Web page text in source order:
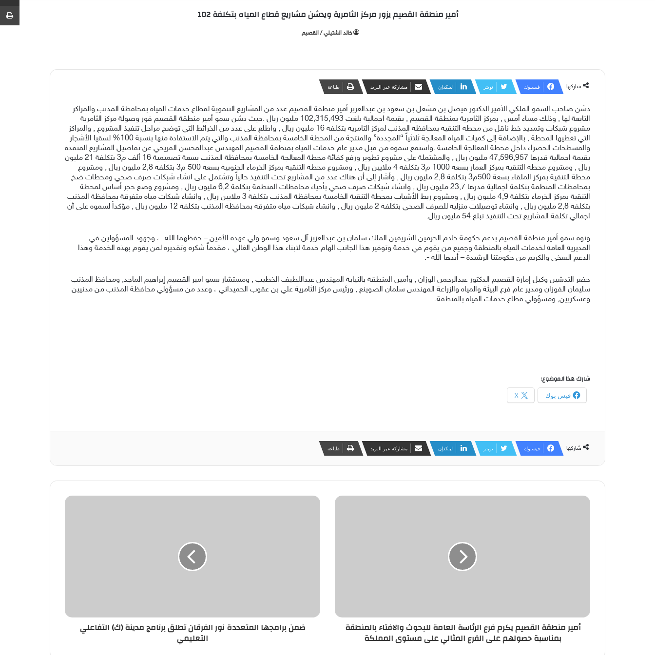
أمير منطقة القصيم يزور مركز الثامرية ويدشن مشاريع قطاع المياه بتكلفة 102
‫خالد الشتيلي / القصيم
شاركها فيسبوك تويتر لينكدإن مشاركة عبر البريد طباعة
دشن صاحب السمو الملكي الأمير الدكتور فيصل بن مشعل بن سعود بن عبدالعزيز أمير منطقة القصيم عدد من المشاريع التنموية لقطاع خدمات المياه بمحافظة المذنب والمراكز
التابعة لها , وذلك مساء أمس , بمركز الثامرية بمنطقة القصيم , بقيمة اجمالية بلغت 102,315,493 مليون ريال .حيث دشن سمو أمير منطقة القصيم فور وصولة مركز الثامرية
مشروع شبكات وتمديد خط ناقل من محطة التنقية بمحافظة المذنب لمركز الثامرية بتكلفة 16 مليون ريال , واطلع على عدد من الخرائط التي توضح مراحل تنفيذ المشروع , والمراكز
التي تغطيها المحطة , بالإضافة إلى كميات المياه المعالجة ثلاثياً “المجددة” والمنتجة من المحطة الخامسة بمحافظة المذنب والتي يتم الاستفادة منها بنسبة 100% لسقيا الأشجار
والمسطحات الخضراء داخل محطة المعالجة الخامسة .واستمع سموه من قبل مدير عام خدمات المياه بمنطقة القصيم المهندس عبدالمحسن الفريحي عن تفاصيل المشاريع المنفذة
بقيمة اجمالية قدرها 47,596,957 مليون ريال , والمشتملة على مشروع تطوير ورفع كفائة محطة المعالجة الخامسة بمحافظة المذنب بسعة تصميمية 16 ألف م3 بتكلفة 21 مليون
ريال , ومشروع محطة التنقية بمركز العمار بسعة 1000 م3 بتكلفة 4 ملايين ريال , ومشروع محطة التنقية بمركز الخرماء الجنوبية بسعة 500 م3 بتكلفة 2,8 مليون ريال , ومشروع
محطة التنقية بمركز الملقاء بسعة 500م3 بتكلفة 2,8 مليون ريال , وأشار إلى أن هناك عدد من المشاريع تحت التنفيذ حالياً وتشتمل على انشاء شبكات صرف صحي ومحطات ضخ
بمحافظات المنطقة بتكلفة اجمالية قدرها 23,7 مليون ريال , وانشاء شبكات صرف صحي بأحياء محافظات المنطقة بتكلفة 6,2 مليون ريال , ومشروع وضع حجر أساس لمحطة
التنقية بمركز الخرماء بتكلفة 4,9 مليون ريال , ومشروع ربط الأشياب بمحطة التنقية الخامسة بمحافظة المذنب بتكلفة 3 ملايين ريال , وانشاء شبكات مياه متفرقة بمحافظة المذنب
بتكلفة 2,8 مليون ريال , وانشاء توصيلات منزلية للصرف الصحي بتكلفة 2 مليون ريال , وانشاء شبكات مياه متفرقة بمحافظة المذنب بتكلفة 12 مليون ريال , مؤكداً لسموه على أن
اجمالي تكلفة المشاريع تحت التنفيذ تبلغ 54 مليون ريال.
ونوه سمو أمير منطقة القصيم بدعم حكومة خادم الحرمين الشريفين الملك سلمان بن عبدالعزيز آل سعود وسمو ولي عهده الأمين – حفظهما الله ـ ، وجهود المسؤولين في
المديريه العامه لخدمات المياه بالمنطقة وجميع من يقوم في خدمة وتوفير هذا الجانب الهام خدمة لابناء هذا الوطن الغالي ، مقدماً شكره وتقديره لمن يقوم بهذه الخدمة وهذا
الدعم السخي والكريم من حكومتنا الرشيدة – أيدها الله -.
حضر التدشين وكيل إمارة القصيم الدكتور عبدالرحمن الوزان , وأمين المنطقة بالنيابة المهندس عبداللطيف الخطيب , ومستشار سمو امير القصيم إبراهيم الماجد, ومحافظ المذنب
سليمان الفوزان ومدير عام فرع البيئة والمياه والزراعة المهندس سلمان الصوينع , ورئيس مركز الثامرية علي بن عقوب الحميداني ، وعدد من مسؤولي محافظة المذنب من مدنيين
وعسكريين, ومسؤولي قطاع خدمات المياه بالمنطقة.
شارك هذا الموضوع:
فيس بوك X
شاركها فيسبوك تويتر لينكدإن مشاركة عبر البريد طباعة
أمير منطقة القصيم يكرم فرع الرئاسة العامة للبحوث والافتاء بالمنطقة
بمناسبة حصولهم على الفرع المثالي على مستوى المملكة
ضمن برامجها المتعددة نور الفرقان تطلق برنامج مدينة (ك) التفاعلي
التعليمي